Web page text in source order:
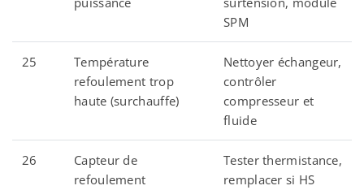
SPM
25
Température
refoulement trop
haute (surchauffe)
Nettoyer échangeur,
contrôler
compresseur et
fluide
26
Capteur de
refoulement
Tester thermistance,
remplacer si HS